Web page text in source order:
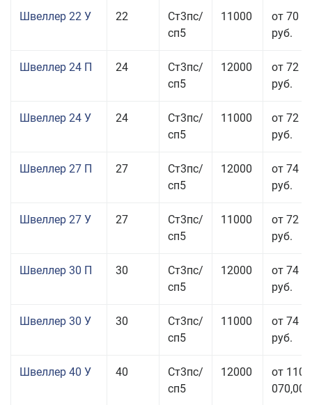
Швеллер 22 У 22
Ст3пс/
сп5
11000
от 70
руб.
Швеллер 24 П 24
Ст3пс/
сп5
12000
от 72
руб.
Швеллер 24 У 24
Ст3пс/
сп5
11000
от 72
руб.
Швеллер 27 П 27
Ст3пс/
сп5
12000
от 74
руб.
Швеллер 27 У 27
Ст3пс/
сп5
11000
от 72
руб.
Швеллер 30 П 30
Ст3пс/
сп5
12000
от 74
руб.
Швеллер 30 У 30
Ст3пс/
сп5
11000
от 74
руб.
Швеллер 40 У 40
Ст3пс/
сп5
12000
от 110
070,00